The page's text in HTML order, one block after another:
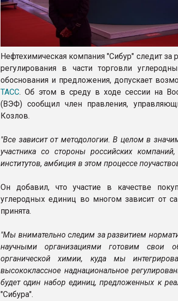
Нефтехимическая компания "Сибур" следит
регулирования в части торговли
обоснования и предложения, допускает
ТАСС. Об этом в среду в ходе сессии на
(ВЭФ) сообщил член правления,
Козлов.
"Все зависит от методологии. В целом в
участника со стороны российских
институтов, амбиция в этом процессе
Он добавил, что участие в качестве
углеродных единиц во многом зависит от
принята.
"Мы внимательно следим за развитием
научными организациями готовим свои
органической химии, куда мы
высококлассное наднациональное
будет один набор единиц, предложенных к
"Сибура".